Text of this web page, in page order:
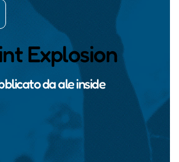
Explosion
daale inside